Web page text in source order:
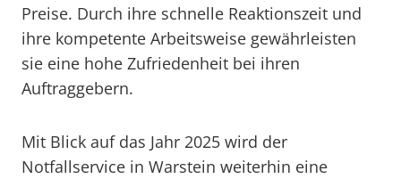
Preise. Durch ihre schnelle Reaktionszeit und
ihre kompetente Arbeitsweise gewährleisten
sie eine hohe Zufriedenheit bei ihren
Auftraggebern.
Mit Blick auf das Jahr 2025 wird der
Notfallservice in Warstein weiterhin eine